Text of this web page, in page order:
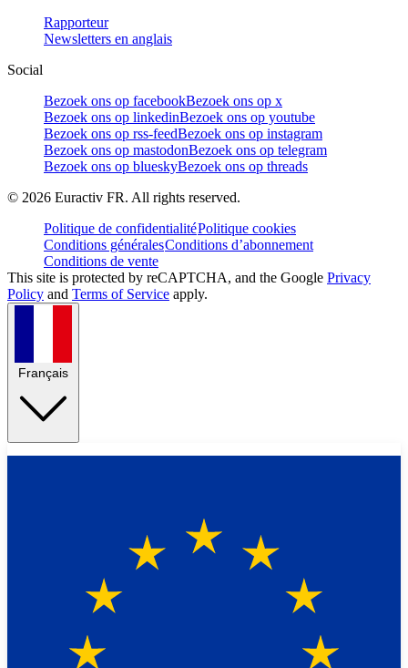
Rapporteur
Newsletters en anglais
Social
Bezoek ons op facebookBezoek ons op x
Bezoek ons op linkedinBezoek ons op youtube
Bezoek ons op rss-feedBezoek ons op instagram
Bezoek ons op mastodonBezoek ons op telegram
Bezoek ons op blueskyBezoek ons op threads
© 2026 Euractiv FR. All rights reserved.
Politique de confidentialitéPolitique cookies
Conditions généralesConditions d’abonnement
Conditions de vente
This site is protected by reCAPTCHA, and the Google Privacy
Policy and Terms of Service apply.
Français